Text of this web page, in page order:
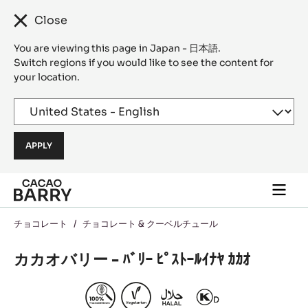
Close
You are viewing this page in Japan - 日本語.
Switch regions if you would like to see the content for
your location.
Skip to main content
main
チョコレート / チョコレート & クーベルチュール
カカオバリー - ﾊﾞﾘｰ ﾋﾟｽﾄｰﾙｲﾅﾔ ｶｶｵ